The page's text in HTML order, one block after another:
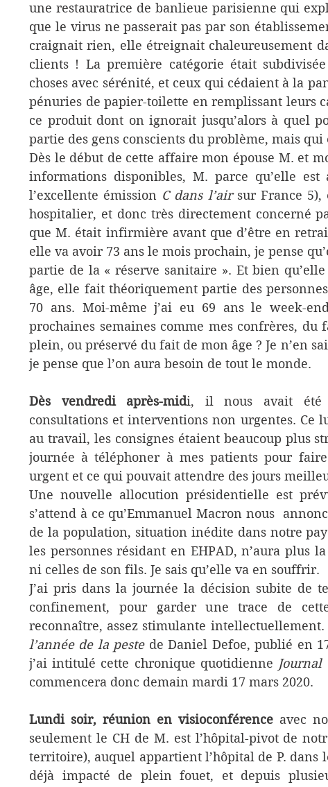
une restauratrice de banlieue parisienne qui
que le virus ne passerait pas par son
craignait rien, elle étreignait chaleureusement
clients ! La première catégorie était
choses avec sérénité, et ceux qui cédaient à la
pénuries de papier-toilette en remplissant leurs
ce produit dont on ignorait jusqu’alors à quel
partie des gens conscients du problème, mais
Dès le début de cette affaire mon épouse M. et
informations disponibles, M. parce qu’elle
l’excellente émission C dans l’air sur France
hospitalier, et donc très directement concerné
que M. était infirmière avant que d’être en
elle va avoir 73 ans le mois prochain, je pense
partie de la « réserve sanitaire ». Et bien
âge, elle fait théoriquement partie des
70 ans. Moi-même j’ai eu 69 ans le week-
prochaines semaines comme mes confrères,
plein, ou préservé du fait de mon âge ? Je n’en
je pense que l’on aura besoin de tout le monde.
Dès vendredi après-midi, il nous avait été
consultations et interventions non urgentes. Ce
au travail, les consignes étaient beaucoup plus
journée à téléphoner à mes patients pour
urgent et ce qui pouvait attendre des jours
Une nouvelle allocution présidentielle est
s’attend à ce qu’Emmanuel Macron nous
de la population, situation inédite dans notre
les personnes résidant en EHPAD, n’aura plus
ni celles de son fils. Je sais qu’elle va en souffrir.
J’ai pris dans la journée la décision subite de
confinement, pour garder une trace de
reconnaître, assez stimulante
l’année de la peste de Daniel Defoe, publié en
j’ai intitulé cette chronique quotidienne Journal
commencera donc demain mardi 17 mars 2020.
Lundi soir, réunion en visioconférence avec
seulement le CH de M. est l’hôpital-pivot de
territoire), auquel appartient l’hôpital de P.
déjà impacté de plein fouet, et depuis